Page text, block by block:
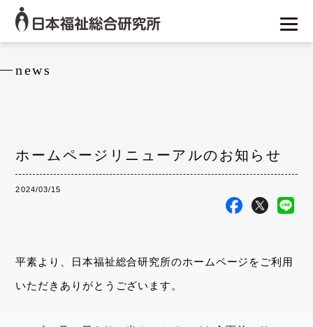
news
ホームページリニューアルのお知らせ
2024/03/15
平素より、日本福祉総合研究所のホームページをご利用
いただきありがとうございます。